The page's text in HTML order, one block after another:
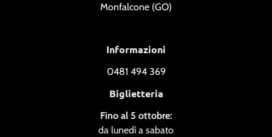
Monfalcone (GO)
Informazioni
0481 494 369
Biglietteria
Fino al 5 ottobre:
da lunedì a sabato